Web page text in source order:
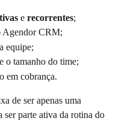
e recorrentes;
Agendor CRM;
equipe;
o tamanho do time;
em cobrança.
de ser apenas uma
ser parte ativa da rotina do